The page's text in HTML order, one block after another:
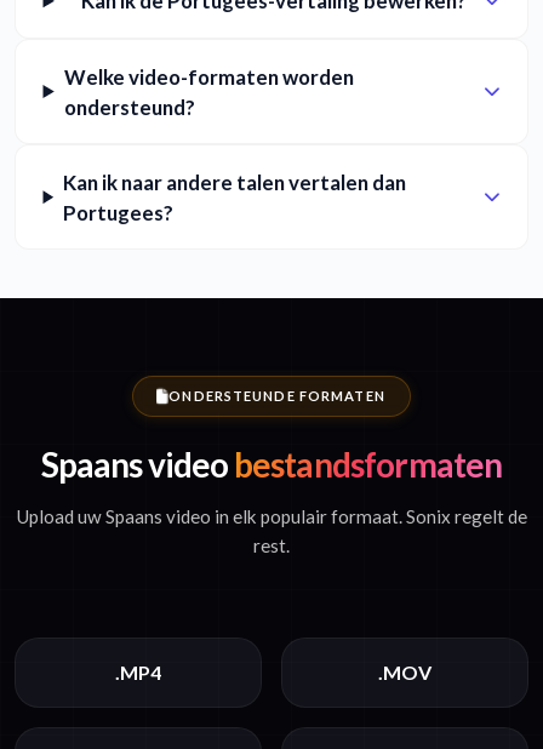
Welke video-formaten worden
ondersteund?
Kan ik naar andere talen vertalen dan
Portugees?
ONDERSTEUNDE FORMATEN
Spaans video bestandsformaten
Upload uw Spaans video in elk populair formaat. Sonix regelt de
rest.
.MP4 .MOV